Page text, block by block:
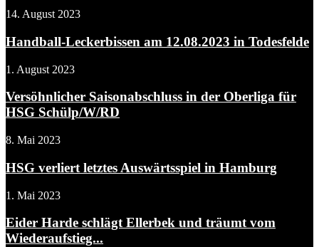
14. August 2023
Handball-Leckerbissen am 12.08.2023 in Todesfelde
1. August 2023
Versöhnlicher Saisonabschluss in der Oberliga für
HSG Schülp/W/RD
8. Mai 2023
HSG verliert letztes Auswärtsspiel in Hamburg
1. Mai 2023
Eider Harde schlägt Ellerbek und träumt vom
Wiederaufstieg...